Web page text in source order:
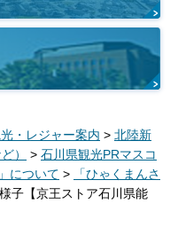
・レジャー案内 > 北陸新
）
> 石川県観光PRマスコ
について >
「ひゃくまんさ
子【京王ストア石川県能